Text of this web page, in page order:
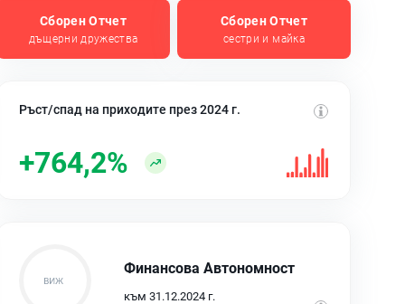
Сборен Отчет
дъщерни дружества
Сборен Отчет
сестри и майка
Ръст/спад на приходите през 2024 г.
+764,2%
Финансова Автономност
към 31.12.2024 г.